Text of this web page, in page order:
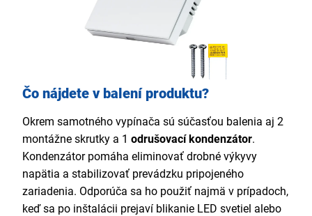
Čo nájdete v balení produktu?
Okrem samotného vypínača sú súčasťou balenia aj 2
montážne skrutky a 1 odrušovací kondenzátor.
Kondenzátor pomáha eliminovať drobné výkyvy
napätia a stabilizovať prevádzku pripojeného
zariadenia. Odporúča sa ho použiť najmä v prípadoch,
keď sa po inštalácii prejaví blikanie LED svetiel alebo